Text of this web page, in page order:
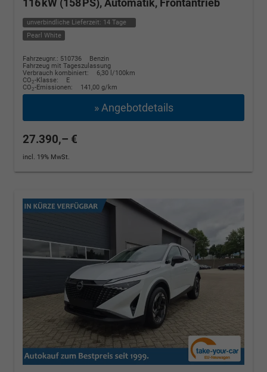
116 kW (158 PS), Automatik, Frontantrieb
unverbindliche Lieferzeit: 14 Tage
Pearl White
Fahrzeugnr.: 510736
Benzin
Fahrzeug mit Tageszulassung
Verbrauch kombiniert:
6,30 l/100km
CO2-Klasse:
E
CO2-Emissionen: 141,00 g/km
» Angebotdetails
27.390,– €
incl. 19% MwSt.